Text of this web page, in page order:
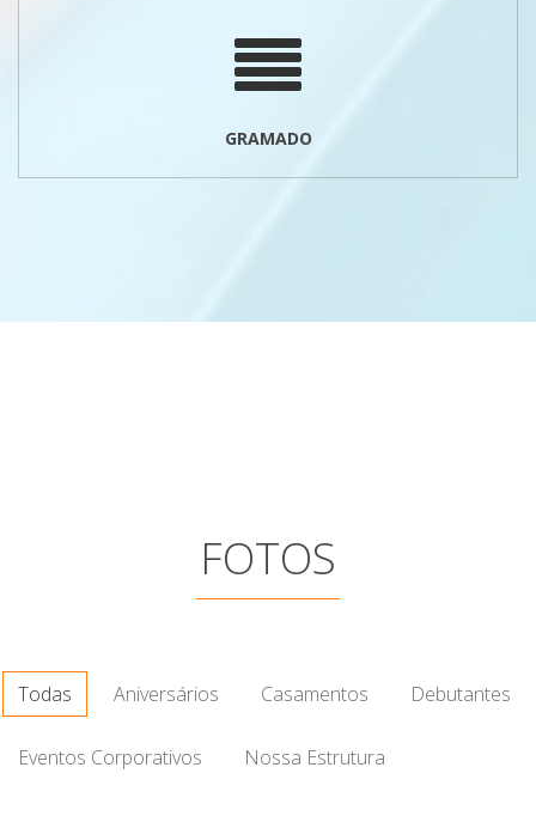
GRAMADO
FOTOS
Todas Aniversários Casamentos Debutantes
Eventos Corporativos Nossa Estrutura